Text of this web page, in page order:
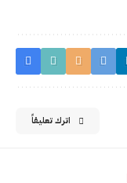
اترك تعليقاً